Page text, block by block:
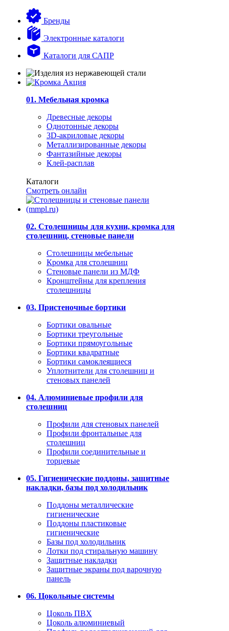
Бренды
Электронные каталоги
Каталоги для САПР
01. Мебельная кромка
Древесные декоры
Однотонные декоры
3D-акриловые декоры
Металлизированные декоры
Фантазийные декоры
Клей-расплав
Каталоги
Смотреть онлайн
02. Столешницы для кухни, кромка для
столешниц, стеновые панели
Столешницы мебельные
Кромка для столешниц
Стеновые панели из МДФ
Кронштейны для крепления
столешницы
03. Пристеночные бортики
Бортики овальные
Бортики треугольные
Бортики прямоугольные
Бортики квадратные
Бортики самоклеящиеся
Уплотнители для столешниц и
стеновых панелей
04. Алюминиевые профили для
столешниц
Профили для стеновых панелей
Профили фронтальные для
столешниц
Профили соединительные и
торцевые
05. Гигиенические поддоны, защитные
накладки, базы под холодильник
Поддоны металлические
гигиенические
Поддоны пластиковые
гигиенические
Базы под холодильник
Лотки под стиральную машину
Защитные накладки
Защитные экраны под варочную
панель
06. Цокольные системы
Цоколь ПВХ
Цоколь алюминиевый